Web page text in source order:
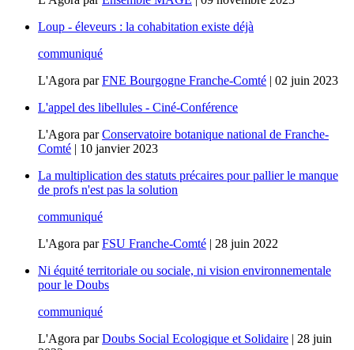
Loup - éleveurs : la cohabitation existe déjà
communiqué
L'Agora parFNE Bourgogne Franche-Comté | 02 juin 2023
L'appel des libellules - Ciné-Conférence
L'Agora parConservatoire botanique national de Franche-
Comté | 10 janvier 2023
La multiplication des statuts précaires pour pallier le manque
de profs n'est pas la solution
communiqué
L'Agora parFSU Franche-Comté | 28 juin 2022
Ni équité territoriale ou sociale, ni vision environnementale
pour le Doubs
communiqué
L'Agora parDoubs Social Ecologique et Solidaire | 28 juin